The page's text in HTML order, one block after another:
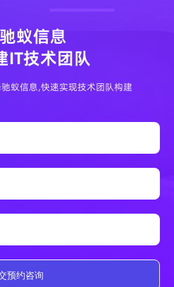
蚁信息
IT技术团队
蚁信息,快速实现技术团队构建
预约咨询